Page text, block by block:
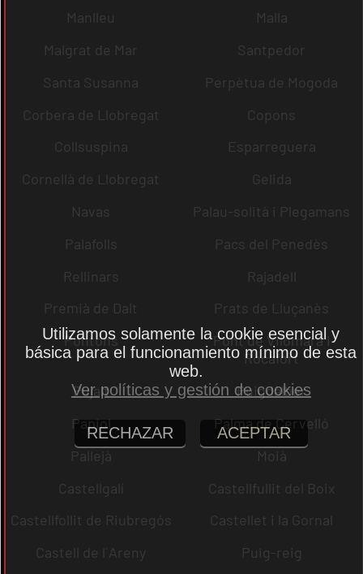
Manlleu
Malla
Malgrat de Mar
Santpedor
Santa Susanna
Perpètua de Mogoda
Corbera de Llobregat
Copons
Collsuspina
Esparreguera
Cornellà de Llobregat
Gelida
Navas
Palau-solità i Plegamans
Palafolls
Pacs del Penedès
Rellinars
Rajadell
Premià de Dalt
Prats de Lluçanès
Pontons
Pont de Vilomara i
Rocafort
Pujalt
Puigdàlber
Papiol
Palma de Cervelló
Pallejà
Moià
Castellgalí
Castellfullit del Boix
Castellfollit de Riubregós
Castellet i la Gornal
Castell de l´Areny
Puig-reig
Utilizamos solamente la cookie esencial y
básica para el funcionamiento mínimo de esta
web.
Ver políticas y gestión de cookies
RECHAZAR ACEPTAR